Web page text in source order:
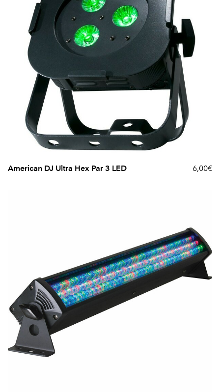
American DJ Ultra Hex Par 3 LED 6,00€